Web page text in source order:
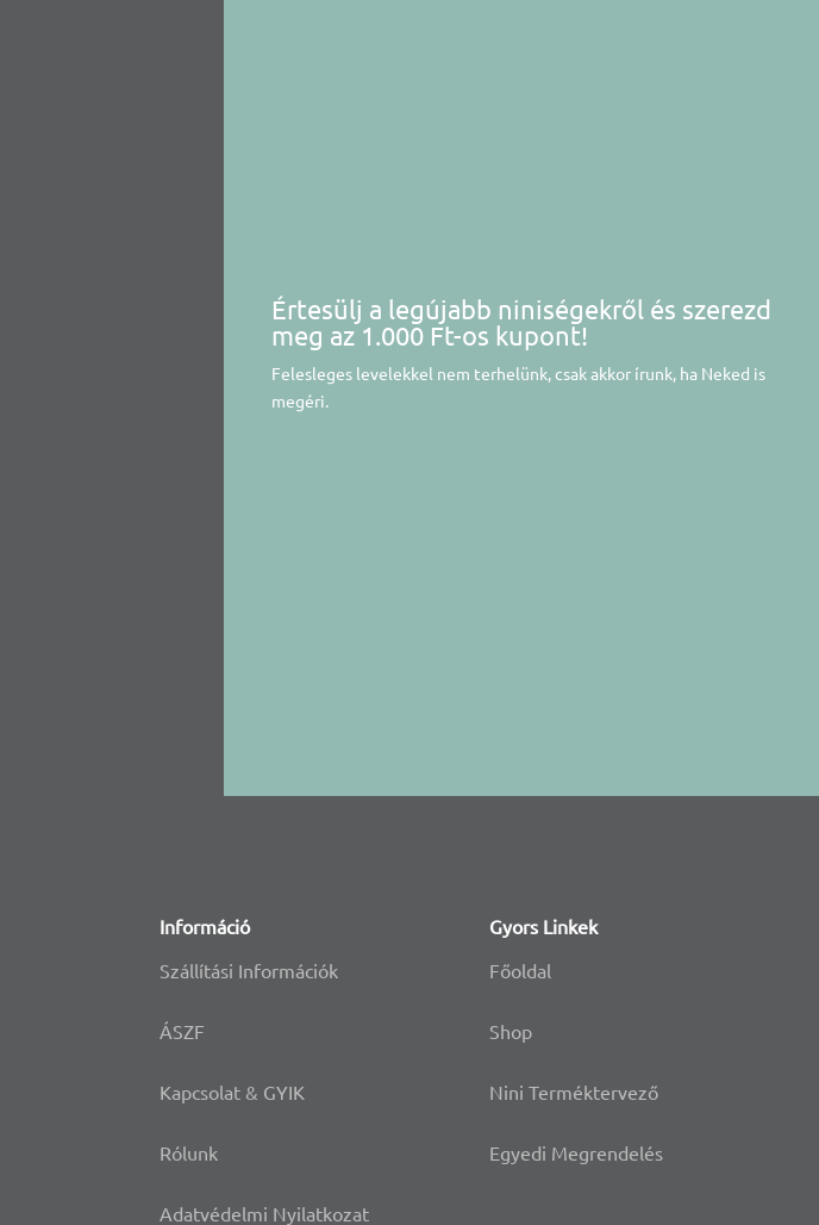
Értesülj a legújabb niniségekről és szerezd
meg az 1.000 Ft-os kupont!
Felesleges levelekkel nem terhelünk, csak akkor írunk, ha Neked is
megéri.
Információ
Szállítási Információk
ÁSZF
Kapcsolat & GYIK
Rólunk
Adatvédelmi Nyilatkozat
Gyors Linkek
Főoldal
Shop
Nini Terméktervező
Egyedi Megrendelés